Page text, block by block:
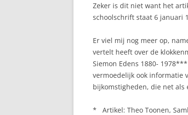
Zeker is dit niet want het
schoolschrift staat 6 januari
Er viel mij nog meer op,
vertelt heeft over de
Siemon Edens 1880-
vermoedelijk ook informatie
bijkomstigheden, die net als
* Artikel: Theo Toonen,